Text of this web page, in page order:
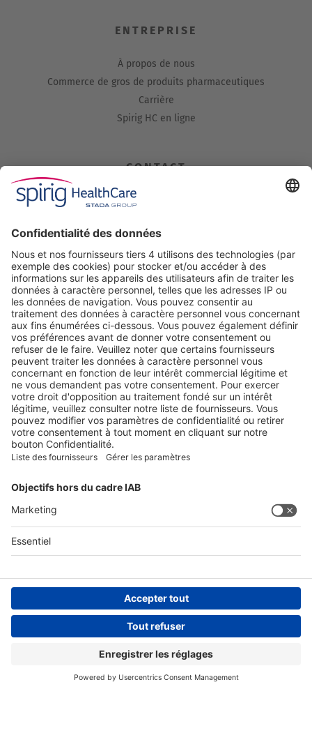
ENTREPRISE
À propos de nous
Commerce de gros de produits pharmaceutiques
Carrière
Spirig HC en ligne
CONTACT
Spirig HealthCare AG
Industriestrasse 30
Tel. +41 62 388 85 00
Fax +41 62 388 85 85
info@spirig-healthcare.ch
Pharmacovigilance:
Pour l’annonce d’effets indésirables d'un médicament de Spirig
HealthCare SA
Tel. +41 62 388 85 88
pharmacovigilance@spirig-healthcare.ch
SUIVEZ-NOUS SUR
Conditions générales
Déclaration de protection des données
Avis de protection
Compliance